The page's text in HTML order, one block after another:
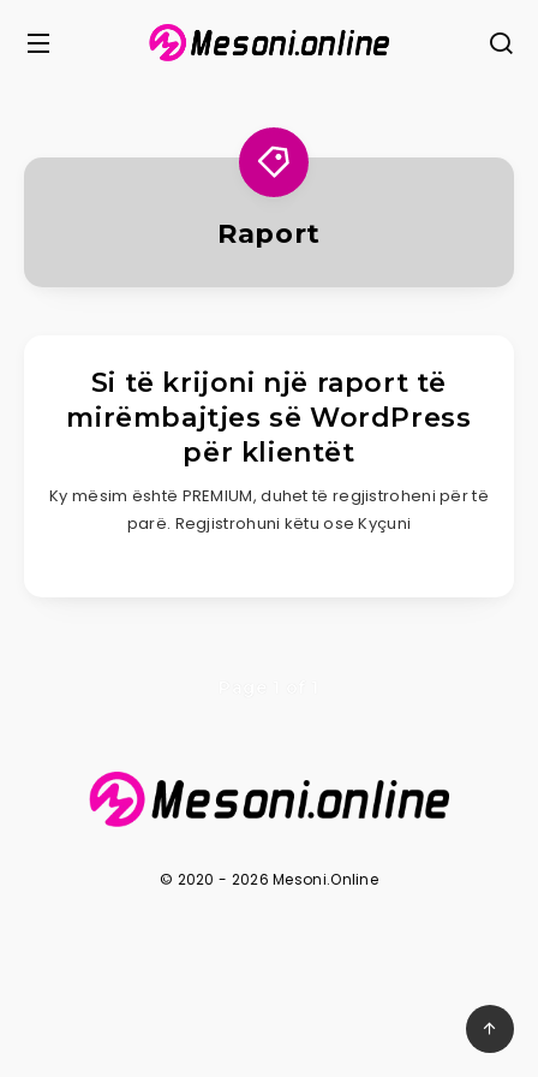
Raport
Si të krijoni një raport të
mirëmbajtjes së WordPress
për klientët
Ky mësim është PREMIUM, duhet të regjistroheni për të
parë. Regjistrohuni këtu ose Kyçuni
© 2020 - 2026 Mesoni.Online